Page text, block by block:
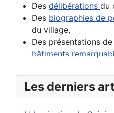
Des délibérations du
Des biographies de
du village,
Des présentations de
bâtiments
Les derniers